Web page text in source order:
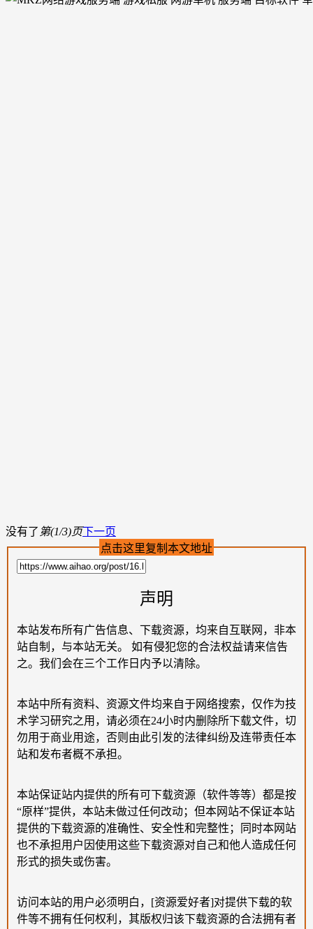
没有了 第(1/3)页下一页
点击这里复制本文地址
声明
本站发布所有广告信息、下载资源，均来自互联网，非本
站自制，与本站无关。 如有侵犯您的合法权益请来信告
之。我们会在三个工作日内予以清除。
本站中所有资料、资源文件均来自于网络搜索，仅作为技
术学习研究之用，请必须在24小时内删除所下载文件，切
勿用于商业用途，否则由此引发的法律纠纷及连带责任本
站和发布者概不承担。
本站保证站内提供的所有可下载资源（软件等等）都是按
“原样”提供，本站未做过任何改动；但本网站不保证本站
提供的下载资源的准确性、安全性和完整性；同时本网站
也不承担用户因使用这些下载资源对自己和他人造成任何
形式的损失或伤害。
访问本站的用户必须明白，[资源爱好者]对提供下载的软
件等不拥有任何权利，其版权归该下载资源的合法拥有者